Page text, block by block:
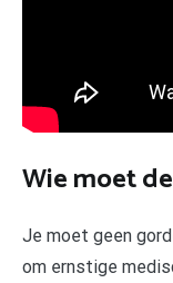
Wie moet
Je moet geen
om ernstige